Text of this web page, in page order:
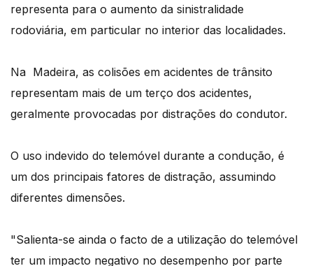
representa para o aumento da sinistralidade
rodoviária, em particular no interior das localidades.
Na Madeira, as colisões em acidentes de trânsito
representam mais de um terço dos acidentes,
geralmente provocadas por distrações do condutor.
O uso indevido do telemóvel durante a condução, é
um dos principais fatores de distração, assumindo
diferentes dimensões.
"Salienta-se ainda o facto de a utilização do telemóvel
ter um impacto negativo no desempenho por parte